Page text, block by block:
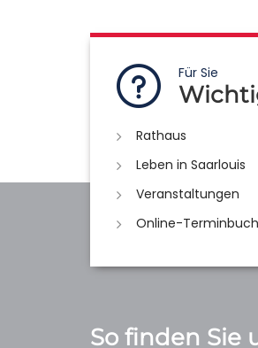
Für Sie
Rathaus
Leben in Saarlouis
Veranstaltungen
Online-
So finden Sie